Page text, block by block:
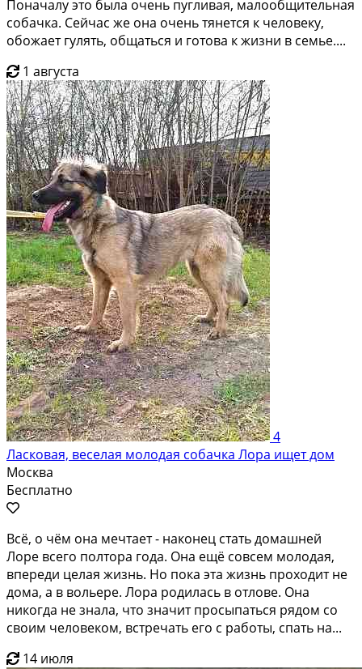
Поначалу это была очень пугливая, малообщительная
собачка. Сейчас же она очень тянется к человеку,
обожает гулять, общаться и готова к жизни в семье....
1 августа
4
Ласковая, веселая молодая собачка Лора ищет дом
Москва
Бесплатно
Всё, о чём она мечтает - наконец стать домашней
Лоре всего полтора года. Она ещё совсем молодая,
впереди целая жизнь. Но пока эта жизнь проходит не
дома, а в вольере. Лора родилась в отлове. Она
никогда не знала, что значит просыпаться рядом со
своим человеком, встречать его с работы, спать на...
14 июля